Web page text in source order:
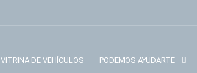
VITRINA DE VEHÍCULOS PODEMOS AYUDARTE